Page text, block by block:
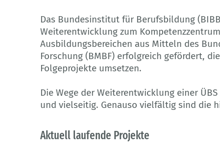
Das Bundesinstitut für Berufsbildung
Weiterentwicklung zum
Ausbildungsbereichen aus Mitteln des
Forschung (BMBF) erfolgreich gefördert,
Folgeprojekte umsetzen.
Die Wege der Weiterentwicklung einer
und vielseitig. Genauso vielfältig sind die
Aktuell laufende Projekte